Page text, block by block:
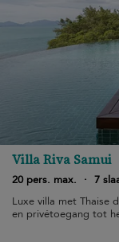
Villa Riva Samui
20 pers. max.
· 7
Luxe villa met Thaise
en privétoegang tot